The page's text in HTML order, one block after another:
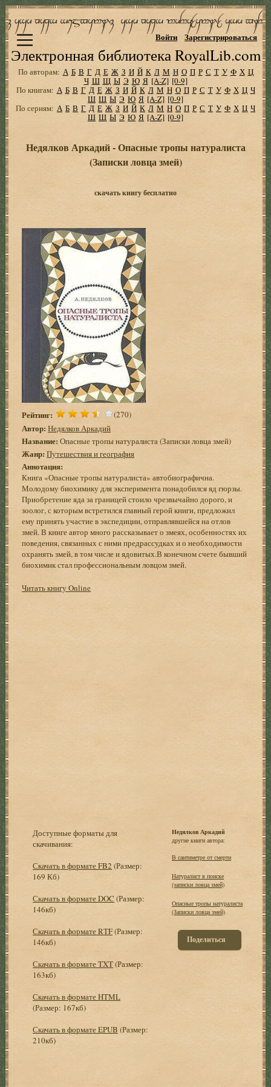
Электронная библиотека RoyalLib.com
Войти Зарегистрироваться
По авторам: А Б В Г Д Е Ж З И Й К Л М Н О П Р С Т У Ф Х Ц
Ч Ш Щ Ы Э Ю Я [A-Z] [0-9]
По книгам: А Б В Г Д Е Ж З И Й К Л М Н О П Р С Т У Ф Х Ц Ч
Ш Щ Ы Э Ю Я [A-Z] [0-9]
По сериям: А Б В Г Д Е Ж З И Й К Л М Н О П Р С Т У Ф Х Ц Ч
Ш Щ Ы Э Ю Я [A-Z] [0-9]
Недялков Аркадий - Опасные тропы натуралиста
(Записки ловца змей)
скачать книгу бесплатно
Рейтинг: (270)
Автор:Недялков Аркадий
Название: Опасные тропы натуралиста (Записки ловца змей)
Жанр: Путешествия и география
Аннотация:
Книга «Опасные тропы натуралиста» автобиографична.
Молодому биохимику для эксперимента понадобился яд гюрзы.
Приобретение яда за границей стоило чрезвычайно дорого, и
зоолог, с которым встретился главный герой книги, предложил
ему принять участие в экспедиции, отправлявшейся на отлов
змей. В книге автор много рассказывает о змеях, особенностях их
поведения, связанных с ними предрассудках и о необходимости
охранять змей, в том числе и ядовитых.В конечном счете бывший
биохимик стал профессиональным ловцом змей.
Читать книгу Online
Доступные форматы для
скачивания:
Скачать в формате FB2 (Размер:
169 Кб)
Скачать в формате DOC (Размер:
146кб)
Скачать в формате RTF(Размер:
146кб)
Скачать в формате TXT(Размер:
163кб)
Скачать в формате HTML
(Размер: 167кб)
Скачать в формате EPUB (Размер:
210кб)
Недялков Аркадий
другие книги автора:
В сантиметре от смерти
Натуралист в поиске
(записки ловца змей)
Опасные тропы натуралиста
(Записки ловца змей)
Поделиться